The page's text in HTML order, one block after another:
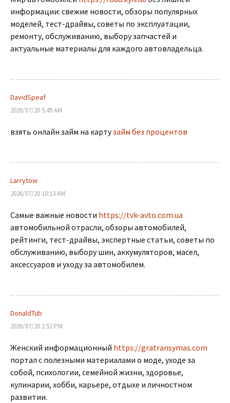
информации: свежие новости, обзоры популярных
моделей, тест-драйвы, советы по эксплуатации,
ремонту, обслуживанию, выбору запчастей и
актуальные материалы для каждого автовладельца.
DavidSpeaf
2026/07/20 5:49 AM
взять онлайн займ на картузайм без процентов
Larrytow
2026/07/20 10:13 AM
Самые важные новости https://tvk-avto.com.ua
автомобильной отрасли, обзоры автомобилей,
рейтинги, тест-драйвы, экспертные статьи, советы по
обслуживанию, выбору шин, аккумуляторов, масел,
аксессуаров и уходу за автомобилем.
DonaldTub
2026/07/20 1:52 PM
Женский информационный https://gratransymas.com
портал с полезными материалами о моде, уходе за
собой, психологии, семейной жизни, здоровье,
кулинарии, хобби, карьере, отдыхе и личностном
развитии.